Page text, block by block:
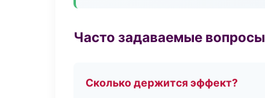
Часто задаваемые вопросы
Сколько держится эффект?